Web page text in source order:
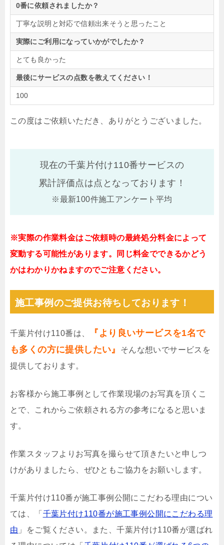
0番に依頼されましたか？
丁寧な説明と対応で信頼出来そうと思ったこと
実際にご利用になっていかがでしたか？
とても良かった
最後にサービスの点数を教えてください！
100
この度はご依頼いただき、ありがとうございました。
現在の千葉片付け110番サービスの
累計評価点は点となっております！
※最新100件施工アンケート平均
※実際の作業料金はご依頼時の最終処分料金によって
変動する可能性があります。同じ料金でできるかどう
かはわかりかねますのでご注意ください。
施工事例のご提供お待ちしております！
千葉片付け110番は、
『より良いサービスを1名で
も多くの方に提供したい』
そんな想いでサービスを
提供しております。
お客様から施工事例として作業現場のお写真を頂くこ
とで、これからご依頼される方の参考になると思いま
す。
作業スタッフよりお写真を撮らせて頂きたいと申しつ
けがありましたら、ぜひともご協力をお願いします。
千葉片付け110番が施工事例公開にこだわる理由につい
ては、「 千葉片付け110番が施工事例公開にこだわる理
由 」をご覧ください。また、千葉片付け110番が選ばれ